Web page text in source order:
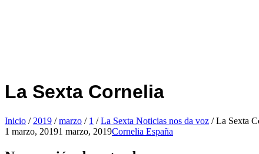
La Sexta Cornelia
Inicio / 2019 / marzo / 1 / La Sexta Noticias nos da voz / La Sexta
1 marzo, 20191 marzo, 2019Cornelia España